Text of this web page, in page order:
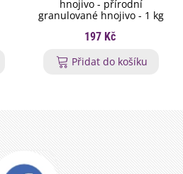
hnojivo - přírodní
granulované hnojivo - 1 kg
197 Kč
Přidat do košíku